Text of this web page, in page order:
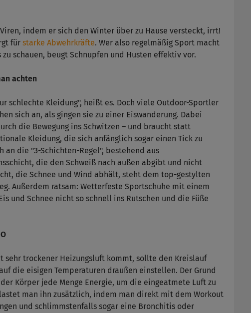
indem er sich den Winter über zu Hause versteckt, irrt!
für starke Abwehrkräfte. Wer also regelmäßig Sport macht
schauen, beugt Schnupfen und Husten effektiv vor.
achten
schlechte Kleidung", heißt es. Doch viele Outdoor-Sportler
sich an, als gingen sie zu einer Eiswanderung. Dabei
die Bewegung ins Schwitzen – und braucht statt
Kleidung, die sich anfänglich sogar einen Tick zu
an die "3-Schichten-Regel", bestehend aus
die den Schweiß nach außen abgibt und nicht
die Schnee und Wind abhält, steht dem top-gestylten
Außerdem ratsam: Wetterfeste Sportschuhe mit einem
und Schnee nicht so schnell ins Rutschen und die Füße
sehr trockener Heizungsluft kommt, sollte den Kreislauf
die eisigen Temperaturen draußen einstellen. Der Grund
Körper jede Menge Energie, um die eingeatmete Luft zu
man ihn zusätzlich, indem man direkt mit dem Workout
und schlimmstenfalls sogar eine Bronchitis oder